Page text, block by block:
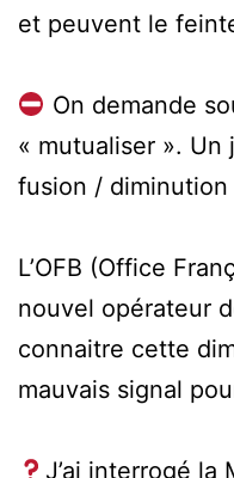
et peuvent le
On demande
« mutualiser ».
fusion / diminution
L’OFB (Office
nouvel opérateur
connaitre cette
mauvais signal
J’ai interrogé la